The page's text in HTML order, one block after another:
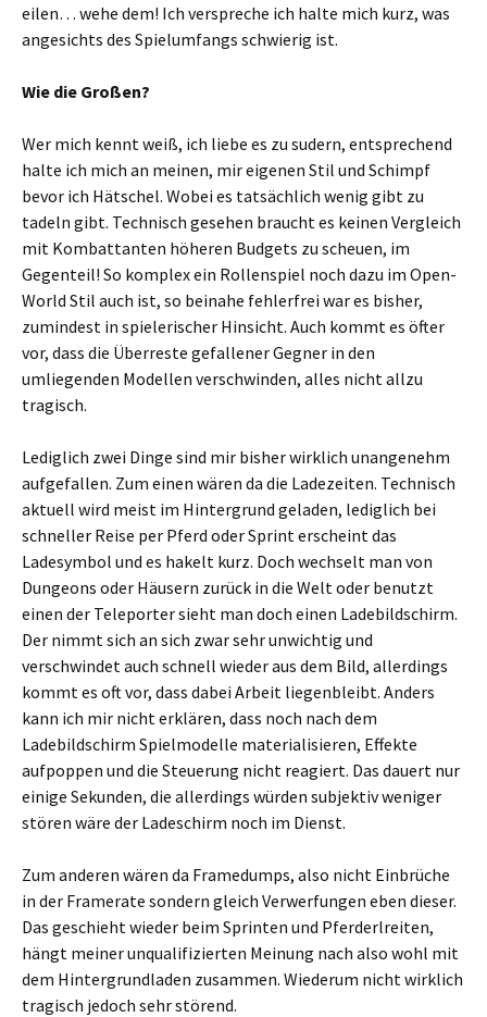
eilen… wehe dem! Ich verspreche ich halte mich kurz, was
angesichts des Spielumfangs schwierig ist.
Wie die Großen?
Wer mich kennt weiß, ich liebe es zu sudern, entsprechend
halte ich mich an meinen, mir eigenen Stil und Schimpf
bevor ich Hätschel. Wobei es tatsächlich wenig gibt zu
tadeln gibt. Technisch gesehen braucht es keinen Vergleich
mit Kombattanten höheren Budgets zu scheuen, im
Gegenteil! So komplex ein Rollenspiel noch dazu im Open-
World Stil auch ist, so beinahe fehlerfrei war es bisher,
zumindest in spielerischer Hinsicht. Auch kommt es öfter
vor, dass die Überreste gefallener Gegner in den
umliegenden Modellen verschwinden, alles nicht allzu
tragisch.
Lediglich zwei Dinge sind mir bisher wirklich unangenehm
aufgefallen. Zum einen wären da die Ladezeiten. Technisch
aktuell wird meist im Hintergrund geladen, lediglich bei
schneller Reise per Pferd oder Sprint erscheint das
Ladesymbol und es hakelt kurz. Doch wechselt man von
Dungeons oder Häusern zurück in die Welt oder benutzt
einen der Teleporter sieht man doch einen Ladebildschirm.
Der nimmt sich an sich zwar sehr unwichtig und
verschwindet auch schnell wieder aus dem Bild, allerdings
kommt es oft vor, dass dabei Arbeit liegenbleibt. Anders
kann ich mir nicht erklären, dass noch nach dem
Ladebildschirm Spielmodelle materialisieren, Effekte
aufpoppen und die Steuerung nicht reagiert. Das dauert nur
einige Sekunden, die allerdings würden subjektiv weniger
stören wäre der Ladeschirm noch im Dienst.
Zum anderen wären da Framedumps, also nicht Einbrüche
in der Framerate sondern gleich Verwerfungen eben dieser.
Das geschieht wieder beim Sprinten und Pferderlreiten,
hängt meiner unqualifizierten Meinung nach also wohl mit
dem Hintergrundladen zusammen. Wiederum nicht wirklich
tragisch jedoch sehr störend.